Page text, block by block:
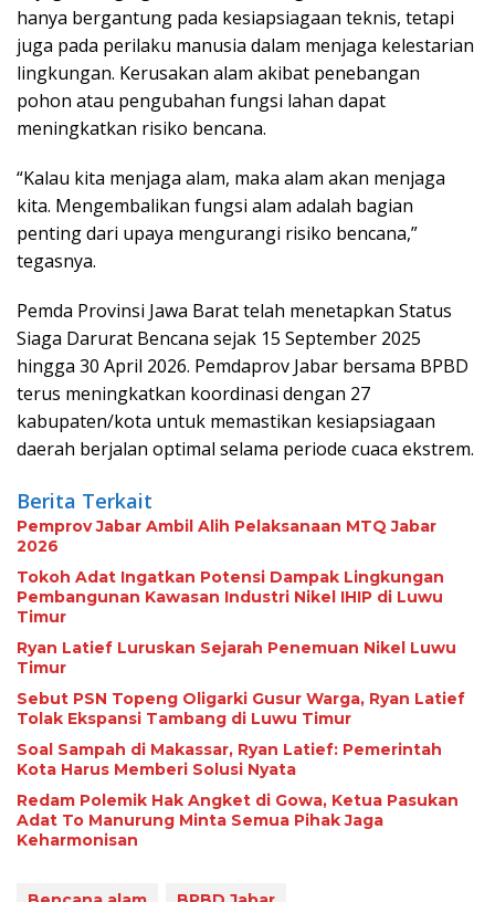
hanya bergantung pada kesiapsiagaan teknis, tetapi
juga pada perilaku manusia dalam menjaga kelestarian
lingkungan. Kerusakan alam akibat penebangan
pohon atau pengubahan fungsi lahan dapat
meningkatkan risiko bencana.
“Kalau kita menjaga alam, maka alam akan menjaga
kita. Mengembalikan fungsi alam adalah bagian
penting dari upaya mengurangi risiko bencana,”
tegasnya.
Pemda Provinsi Jawa Barat telah menetapkan Status
Siaga Darurat Bencana sejak 15 September 2025
hingga 30 April 2026. Pemdaprov Jabar bersama BPBD
terus meningkatkan koordinasi dengan 27
kabupaten/kota untuk memastikan kesiapsiagaan
daerah berjalan optimal selama periode cuaca ekstrem.
Berita Terkait
Pemprov Jabar Ambil Alih Pelaksanaan MTQ Jabar
2026
Tokoh Adat Ingatkan Potensi Dampak Lingkungan
Pembangunan Kawasan Industri Nikel IHIP di Luwu
Timur
Ryan Latief Luruskan Sejarah Penemuan Nikel Luwu
Timur
Sebut PSN Topeng Oligarki Gusur Warga, Ryan Latief
Tolak Ekspansi Tambang di Luwu Timur
Soal Sampah di Makassar, Ryan Latief: Pemerintah
Kota Harus Memberi Solusi Nyata
Redam Polemik Hak Angket di Gowa, Ketua Pasukan
Adat To Manurung Minta Semua Pihak Jaga
Keharmonisan